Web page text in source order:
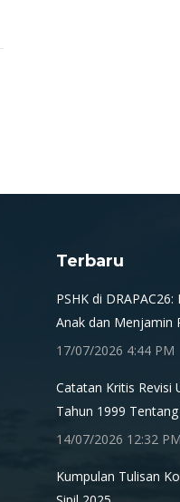
Terbaru
PSHK di
Anak dan Menjamin
17/07/2026 4:44 PM
Catatan Kritis Revisi
Tahun 1999
14/07/2026 12:32 PM
Kumpulan Tulisan